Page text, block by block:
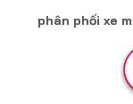
phân phối xe